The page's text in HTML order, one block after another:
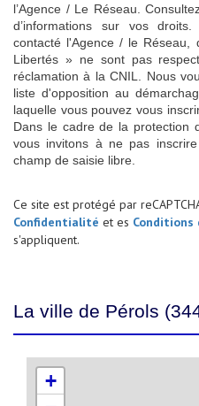
l’Agence / Le Réseau.
d’informations sur vos
contacté l'Agence / le
Libertés » ne sont pas
réclamation à la CNIL. Nous
liste d'opposition au
laquelle vous pouvez vous
Dans le cadre de la protection
vous invitons à ne pas
champ de saisie libre.
Ce site est protégé par
Confidentialité et es
s'appliquent.
La ville de Pérols
+